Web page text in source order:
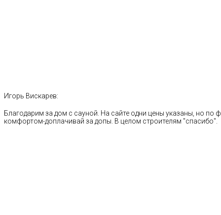
Игорь Вискарев:
Благодарим за дом с сауной. На сайте одни цены указаны, но по
комфортом-доплачивай за допы. В целом строителям "спасибо".